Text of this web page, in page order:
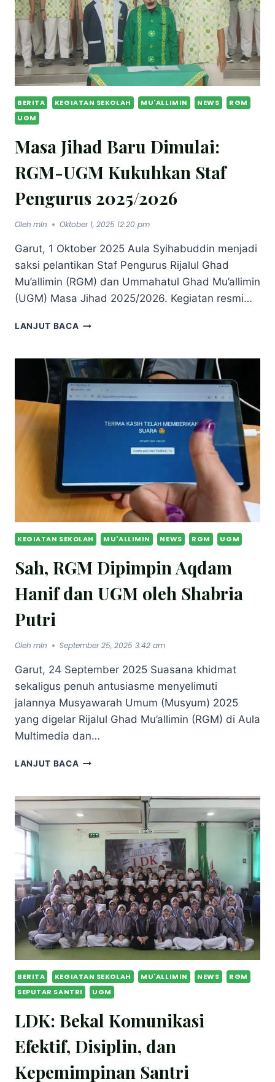
BERITA KEGIATAN SEKOLAH MU'ALLIMIN NEWS
RGM
UGM
Masa Jihad Baru Dimulai:
RGM-UGM Kukuhkan Staf
Pengurus 2025/2026
Oleh mln Oktober 1, 2025 12:20 pm
Garut, 1 Oktober 2025 Aula Syihabuddin menjadi
saksi pelantikan Staf Pengurus Rijalul Ghad
Mu’allimin (RGM) dan Ummahatul Ghad Mu’allimin
(UGM) Masa Jihad 2025/2026. Kegiatan resmi…
LANJUT BACA
KEGIATAN SEKOLAH MU'ALLIMIN NEWS RGM UGM
Sah, RGM Dipimpin Aqdam
Hanif dan UGM oleh Shabria
Putri
Oleh mln September 25, 2025 3:42 am
Garut, 24 September 2025 Suasana khidmat
sekaligus penuh antusiasme menyelimuti
jalannya Musyawarah Umum (Musyum) 2025
yang digelar Rijalul Ghad Mu’allimin (RGM) di Aula
Multimedia dan…
LANJUT BACA
BERITA KEGIATAN SEKOLAH MU'ALLIMIN NEWS
RGM
SEPUTAR SANTRI
UGM
LDK: Bekal Komunikasi
Efektif, Disiplin, dan
Kepemimpinan Santri